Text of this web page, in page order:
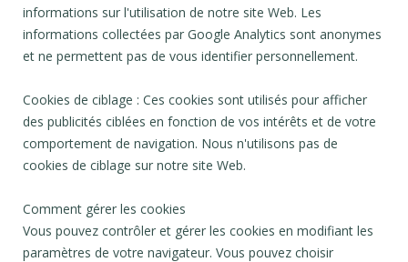
informations sur l'utilisation de notre site Web. Les
informations collectées par Google Analytics sont anonymes
et ne permettent pas de vous identifier personnellement.
Cookies de ciblage : Ces cookies sont utilisés pour afficher
des publicités ciblées en fonction de vos intérêts et de votre
comportement de navigation. Nous n'utilisons pas de
cookies de ciblage sur notre site Web.
Comment gérer les cookies
Vous pouvez contrôler et gérer les cookies en modifiant les
paramètres de votre navigateur. Vous pouvez choisir